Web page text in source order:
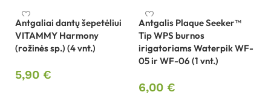
Antgaliai dantų šepetėliui
VITAMMY Harmony
(rožinės sp.) (4 vnt.)
5,90 €
Antgalis Plaque Seeker™
Tip WPS burnos
irigatoriams Waterpik WF-
05 ir WF-06 (1 vnt.)
6,00 €